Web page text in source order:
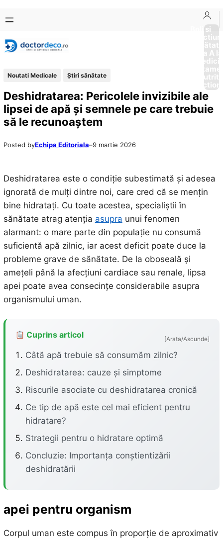
conținut
content
Boli si
Afectiuni
Sănătate
de la A
Noutati Medicale Ştiri sănătate
Deshidratarea: Pericolele invizibile ale
lipsei de apă și semnele pe care trebuie
să le recunoaștem
Posted byEchipa Editoriala–9 martie 2026
Deshidratarea este o condiție subestimată și adesea
ignorată de mulți dintre noi, care cred că se mențin
bine hidratați. Cu toate acestea, specialiștii în
sănătate atrag atenția asupra unui fenomen
alarmant: o mare parte din populație nu consumă
suficientă apă zilnic, iar acest deficit poate duce la
probleme grave de sănătate. De la oboseală și
amețeli până la afecțiuni cardiace sau renale, lipsa
apei poate avea consecințe considerabile asupra
organismului uman.
Cuprins articol [Arata/Ascunde]
Câtă apă trebuie să consumăm zilnic?
Deshidratarea: cauze și simptome
Riscurile asociate cu deshidratarea cronică
Ce tip de apă este cel mai eficient pentru
hidratare?
Strategii pentru o hidratare optimă
Concluzie: Importanța conștientizării
deshidratării
apei pentru organism
Corpul uman este compus în proporție de aproximativ